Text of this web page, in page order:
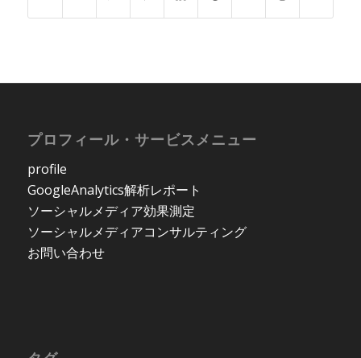
プロフィール・サービスメニュー
profile
GoogleAnalytics解析レポート
ソーシャルメディア効果測定
ソーシャルメディアコンサルティング
お問い合わせ